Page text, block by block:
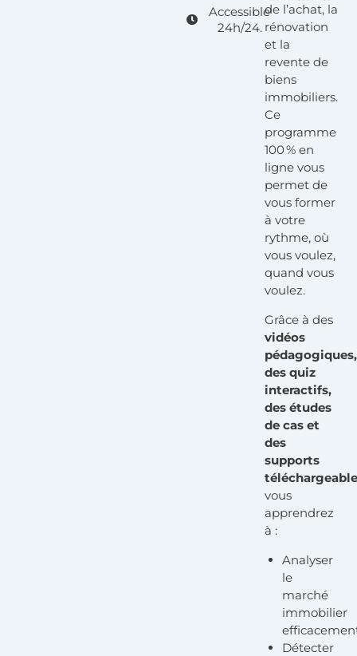
Accessible
24h/24.
de l’achat, la
rénovation
et la
revente de
biens
immobiliers.
Ce
programme
100 % en
ligne vous
permet de
vous former
à votre
rythme, où
vous voulez,
quand vous
voulez.
Grâce à des
vidéos
pédagogiques,
des quiz
interactifs,
des études
de cas et
des
supports
vous
apprendrez
à :
Analyser
le
marché
immobilier
Détecter